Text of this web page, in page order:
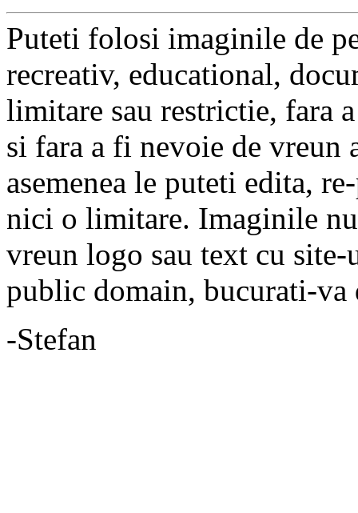
Puteti folosi imaginile de
recreativ, educational,
limitare sau restrictie, fara
si fara a fi nevoie de vreun
asemenea le puteti edita,
nici o limitare. Imaginile
vreun logo sau text cu
public domain, bucurati-va
-Stefan